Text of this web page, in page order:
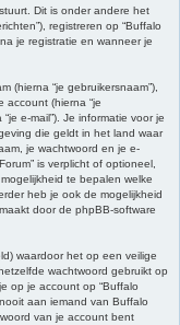
Dit is onder andere het
registreren op “Buffalo
je registratie en wanneer je
(hierna “je gebruikersnaam”),
account (hierna “je
e-mail”). Je informatie voor je
die geldt in het land waar
je wachtwoord en je e-
is verplicht of optioneel,
te bepalen welke
heb je ook de mogelijkheid
door de phpBB-software
waardoor het op een veilige
wachtwoord gebruikt op
op je account op “Buffalo
aan iemand van Buffalo
van je account bent